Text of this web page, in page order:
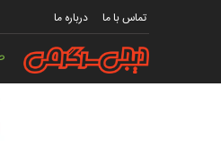
تماس با ما درباره ما